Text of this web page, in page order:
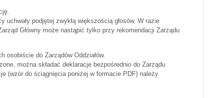
uchwały podjętej zwykłą większością głosów. W razie
Główny może nastąpić tylko przy rekomendacji Zarządu
osobiście do Zarządów Oddziałów.
można składać deklaracje bezpośrednio do Zarządu
(wzór do ściągnięcia poniżej w formacie PDF) należy